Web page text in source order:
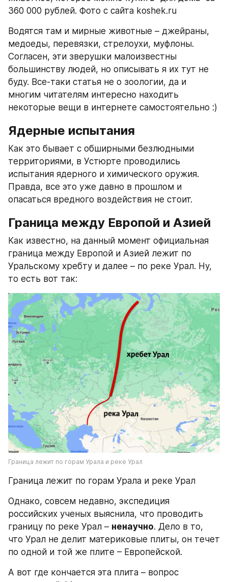
360 000 рублей. Фото с сайта koshek.ru
Водятся там и мирные животные – джейраны,
медоеды, перевязки, стрелоухи, муфлоны.
Согласен, эти зверушки малоизвестны
большинству людей, но описывать я их тут не
буду. Все-таки статья не о зоологии, да и
многим читателям интересно находить
некоторые вещи в интернете самостоятельно :)
Ядерные испытания
Как это бывает с обширными безлюдными
территориями, в Устюрте проводились
испытания ядерного и химического оружия.
Правда, все это уже давно в прошлом и
опасаться вредного воздействия не стоит.
Граница между Европой и Азией
Как известно, на данный момент официальная
граница между Европой и Азией лежит по
Уральскому хребту и далее – по реке Урал. Ну,
то есть вот так:
Граница лежит по горам Урала и реке Урал
Граница лежит по горам Урала и реке Урал
Однако, совсем недавно, экспедиция
российских ученых выяснила, что проводить
границу по реке Урал – ненаучно. Дело в то,
что Урал не делит материковые плиты, он течет
по одной и той же плите – Европейской.
А вот где кончается эта плита – вопрос